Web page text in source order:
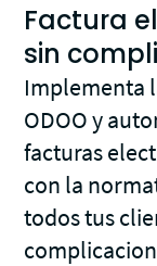
Factura
sin
Implementa
ODOO y
facturas
con la
todos tus